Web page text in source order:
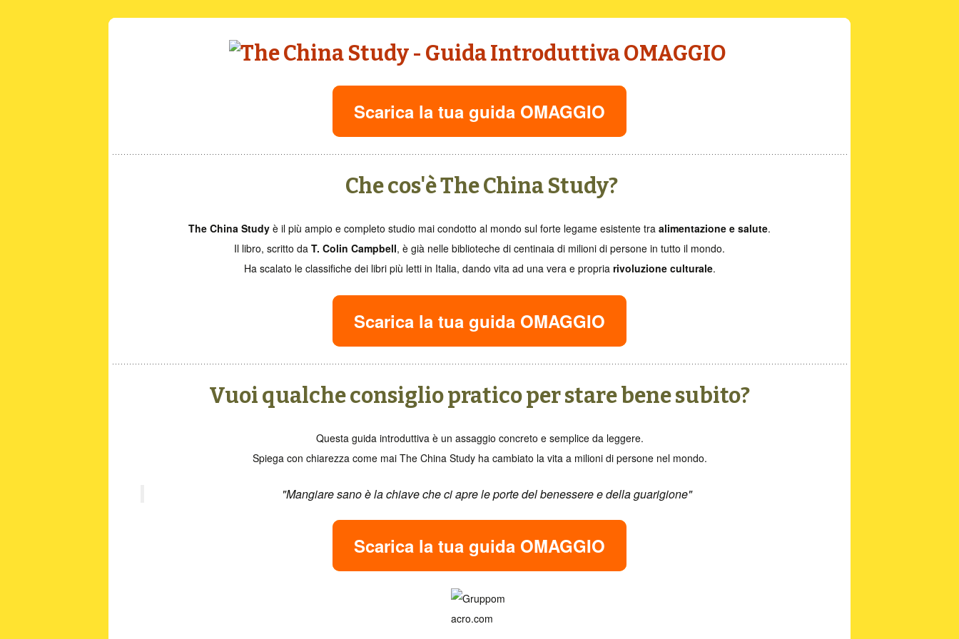
Scarica la tua guida OMAGGIO
Che cos'è The China Study?
The China Study è il più ampio e completo studio mai condotto al mondo sul forte legame esistente tra alimentazione e salute.
Il libro, scritto da T. Colin Campbell, è già nelle biblioteche di centinaia di milioni di persone in tutto il mondo.
Ha scalato le classifiche dei libri più letti in Italia, dando vita ad una vera e propria rivoluzione culturale.
Scarica la tua guida OMAGGIO
Vuoi qualche consiglio pratico per stare bene subito?
Questa guida introduttiva è un assaggio concreto e semplice da leggere.
Spiega con chiarezza come mai The China Study ha cambiato la vita a milioni di persone nel mondo.
"Mangiare sano è la chiave che ci apre le porte del benessere e della guarigione"
Scarica la tua guida OMAGGIO